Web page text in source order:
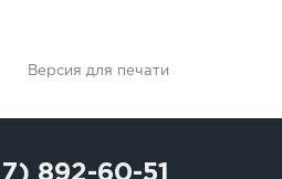
Версия для печати
892-60-51